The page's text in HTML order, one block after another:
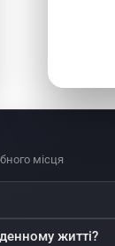
місця
житті?